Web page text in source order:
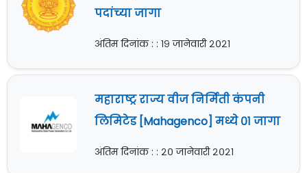
पदांच्या जागा
अंतिम दिनांक : : १९ जानेवारी २०२१
महाराष्ट्र राज्य वीज निर्मिती कंपनी
लिमिटेड [Mahagenco] मध्ये ०१ जागा
अंतिम दिनांक : : २० जानेवारी २०२१